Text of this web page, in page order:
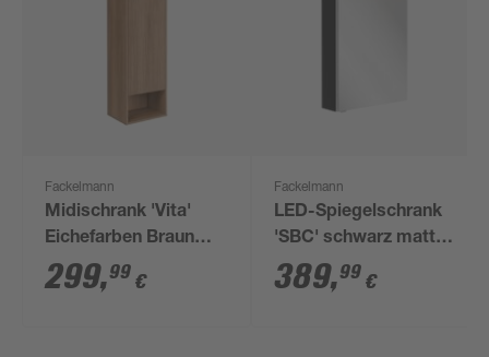
Fackelmann
Midischrank 'Vita'
Eichefarben Braun
40,2 x 125,7 x 32 cm
299,99 €
Fackelmann
LED-Spiegelschrank
'SBC' schwarz matt
50 x 68 x 15,3 cm
rechts
389,99 €